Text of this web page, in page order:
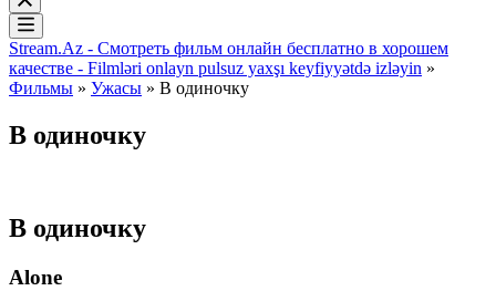
Stream.Az - Смотреть фильм онлайн бесплатно в хорошем
качестве - Filmləri onlayn pulsuz yaxşı keyfiyyətdə izləyin »
Фильмы » Ужасы » В одиночку
В одиночку
В одиночку
Alone